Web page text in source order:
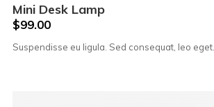
Mini Desk Lamp
$99.00
Suspendisse eu ligula. Sed consequat, leo eget…